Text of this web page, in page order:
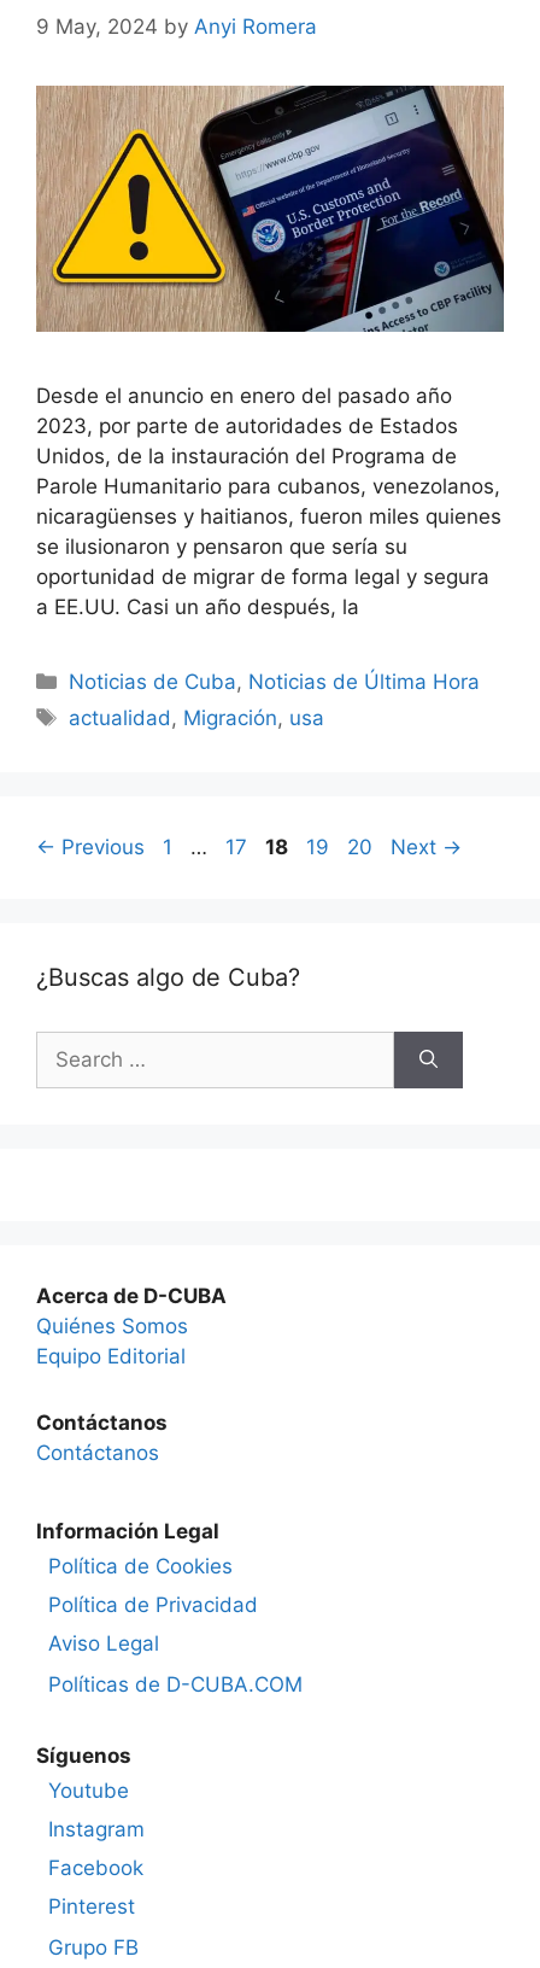
9 May, 2024 by Anyi Romera
Desde el anuncio en enero del pasado año
2023, por parte de autoridades de Estados
Unidos, de la instauración del Programa de
Parole Humanitario para cubanos, venezolanos,
nicaragüenses y haitianos, fueron miles quienes
se ilusionaron y pensaron que sería su
oportunidad de migrar de forma legal y segura
a EE.UU. Casi un año después, la
Categories
Noticias de Cuba, Noticias de Última Hora
Tags
actualidad , Migración, usa
← Previous Page
1 … Page
17 Page
18 Page
19 Page
20 Next →
¿Buscas algo de Cuba?
for:
Acerca de D-CUBA
Quiénes Somos
Equipo Editorial
Contáctanos
Contáctanos
Información Legal
Política de Cookies
Política de Privacidad
Aviso Legal
Políticas de D-CUBA.COM
Síguenos
Youtube
Instagram
Facebook
Pinterest
Grupo FB